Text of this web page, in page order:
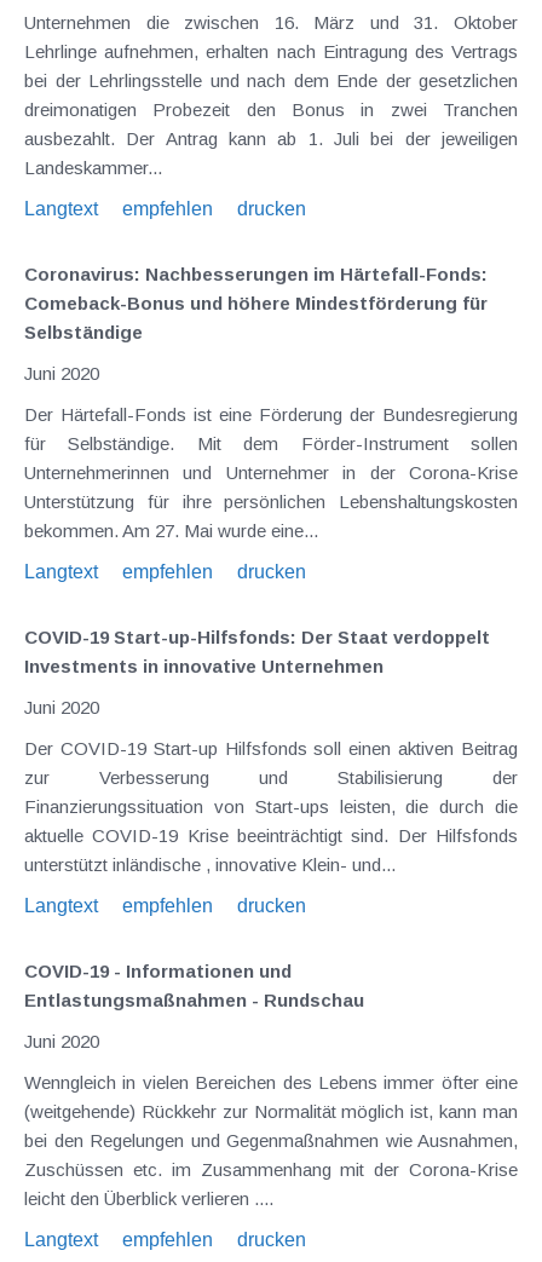
Unternehmen die zwischen 16. März und 31. Oktober
Lehrlinge aufnehmen, erhalten nach Eintragung des Vertrags
bei der Lehrlingsstelle und nach dem Ende der gesetzlichen
dreimonatigen Probezeit den Bonus in zwei Tranchen
ausbezahlt. Der Antrag kann ab 1. Juli bei der jeweiligen
Landeskammer...
Langtext
empfehlen drucken
Coronavirus: Nachbesserungen im Härtefall-Fonds:
Comeback-Bonus und höhere Mindestförderung für
Selbständige
Juni 2020
Der Härtefall-Fonds ist eine Förderung der Bundesregierung
für Selbständige. Mit dem Förder-Instrument sollen
Unternehmerinnen und Unternehmer in der Corona-Krise
Unterstützung für ihre persönlichen Lebenshaltungskosten
bekommen. Am 27. Mai wurde eine...
Langtext
empfehlen drucken
COVID-19 Start-up-Hilfsfonds: Der Staat verdoppelt
Investments in innovative Unternehmen
Juni 2020
Der COVID-19 Start-up Hilfsfonds soll einen aktiven Beitrag
zur Verbesserung und Stabilisierung der
Finanzierungssituation von Start-ups leisten, die durch die
aktuelle COVID-19 Krise beeinträchtigt sind. Der Hilfsfonds
unterstützt inländische , innovative Klein- und...
Langtext
empfehlen drucken
COVID-19 - Informationen und
Entlastungsmaßnahmen - Rundschau
Juni 2020
Wenngleich in vielen Bereichen des Lebens immer öfter eine
(weitgehende) Rückkehr zur Normalität möglich ist, kann man
bei den Regelungen und Gegenmaßnahmen wie Ausnahmen,
Zuschüssen etc. im Zusammenhang mit der Corona-Krise
leicht den Überblick verlieren ....
Langtext
empfehlen drucken